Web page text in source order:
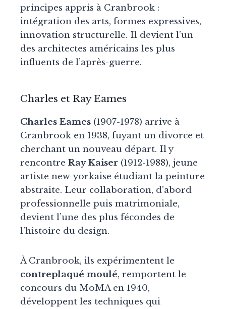
principes appris à Cranbrook :
intégration des arts, formes expressives,
innovation structurelle. Il devient l’un
des architectes américains les plus
influents de l’après-guerre.
Charles et Ray Eames
Charles Eames (1907-1978) arrive à
Cranbrook en 1938, fuyant un divorce et
cherchant un nouveau départ. Il y
rencontre Ray Kaiser (1912-1988), jeune
artiste new-yorkaise étudiant la peinture
abstraite. Leur collaboration, d’abord
professionnelle puis matrimoniale,
devient l’une des plus fécondes de
l’histoire du design.
À Cranbrook, ils expérimentent le
contreplaqué moulé, remportent le
concours du MoMA en 1940,
développent les techniques qui